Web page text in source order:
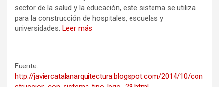
sector de la salud y la educación, este sistema se utiliza
para la construcción de hospitales, escuelas y
universidades. Leer más
Fuente:
http://javiercatalanarquitectura.blogspot.com/2014/10/con